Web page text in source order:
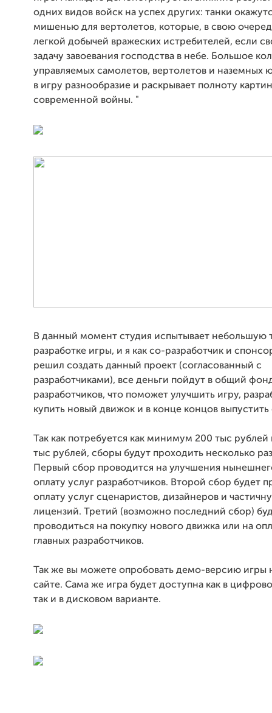
одних видов войск на успех других: танки
мишенью для вертолетов, которые, в свою
легкой добычей вражеских истребителей, если
задачу завоевания господства в небе. Большое
управляемых самолетов, вертолетов и наземных
в игру разнообразие и раскрывает полноту
современной войны. "
В данный момент студия испытывает небольшую
разработке игры, и я как со-разработчик и
решил создать данный проект (согласованный с
разработчиками), все деньги пойдут в общий
разработчиков, что поможет улучшить игру,
купить новый движок и в конце концов
Так как потребуется как минимум 200 тыс
тыс рублей, сборы будут проходить несколько
Первый сбор проводится на улучшения
оплату услуг разработчиков. Второй сбор будет
оплату услуг сценаристов, дизайнеров и
лицензий. Третий (возможно последний сбор)
проводиться на покупку нового движка или на
главных разработчиков.
Так же вы можете опробовать демо-версию игры
сайте. Сама же игра будет доступна как в
так и в дисковом варианте.